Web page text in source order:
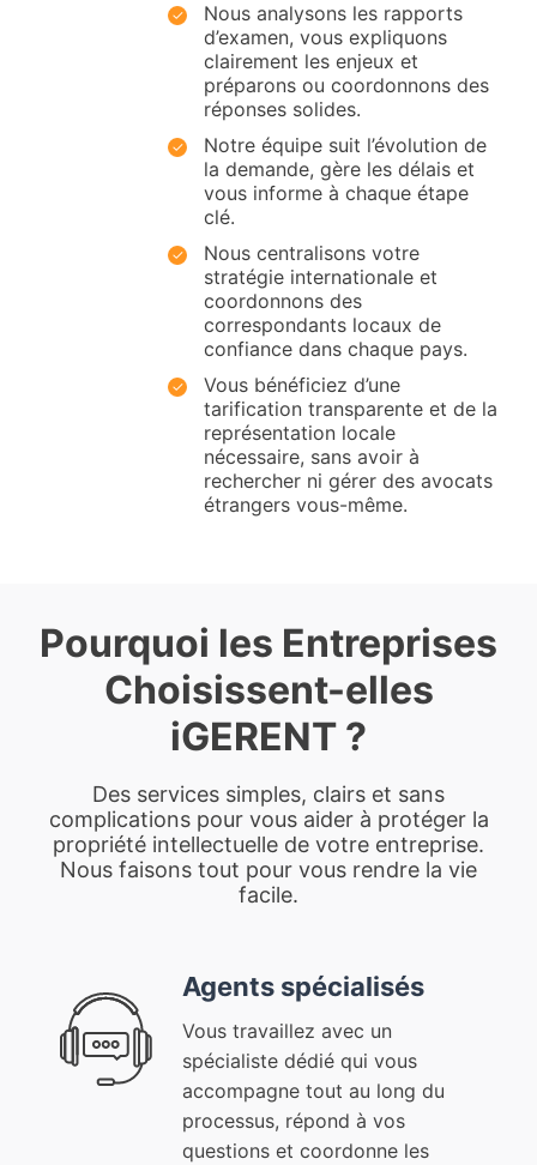
Nous analysons les rapports
d’examen, vous expliquons
clairement les enjeux et
préparons ou coordonnons des
réponses solides.
Notre équipe suit l’évolution de
la demande, gère les délais et
vous informe à chaque étape
clé.
Nous centralisons votre
stratégie internationale et
coordonnons des
correspondants locaux de
confiance dans chaque pays.
Vous bénéficiez d’une
tarification transparente et de la
représentation locale
nécessaire, sans avoir à
rechercher ni gérer des avocats
étrangers vous-même.
Pourquoi les Entreprises
Choisissent-elles
iGERENT ?
Des services simples, clairs et sans
complications pour vous aider à protéger la
propriété intellectuelle de votre entreprise.
Nous faisons tout pour vous rendre la vie
facile.
Agents spécialisés
Vous travaillez avec un
spécialiste dédié qui vous
accompagne tout au long du
processus, répond à vos
questions et coordonne les